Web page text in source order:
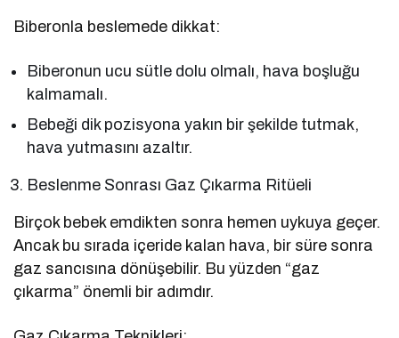
Biberonla beslemede dikkat:
Biberonun ucu sütle dolu olmalı, hava boşluğu
kalmamalı.
Bebeği dik pozisyona yakın bir şekilde tutmak,
hava yutmasını azaltır.
Beslenme Sonrası Gaz Çıkarma Ritüeli
Birçok bebek emdikten sonra hemen uykuya geçer.
Ancak bu sırada içeride kalan hava, bir süre sonra
gaz sancısına dönüşebilir. Bu yüzden “gaz
çıkarma” önemli bir adımdır.